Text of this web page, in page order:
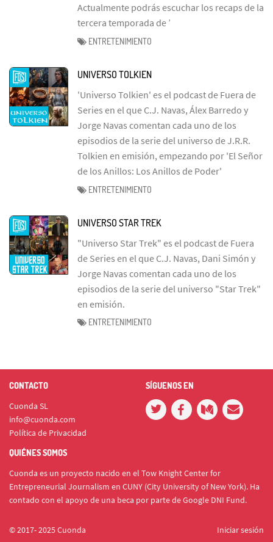
Actualmente podrás escuchar los recaps de la
tercera temporada de ’
ENTRETENIMIENTO
UNIVERSO TOLKIEN
'Universo Tolkien' es el podcast de Fuera de
Series en el que C.J. Navas, Álex Barredo y
Jorge Navas comentan cada uno de los
episodios de la serie del universo de J.R.R.
Tolkien en emisión, empezando por 'El Señor
de los Anillos: Los Anillos de Poder'
ENTRETENIMIENTO
UNIVERSO STAR TREK
"Universo Star Trek" es el podcast de Fuera
de Series en el que C.J. Navas, Dani Simón y
Jorge Navas comentan cada uno de los
episodios de la serie del universo "Star Trek"
en emisión.
ENTRETENIMIENTO
CONTACTO
Cuonda SL
info@cuonda.com
Política de Privacidad
SÍGUENOS EN
QUIÉNES SOMOS
Cuonda es un proyecto nacido en el Tow Knight Center for
Entrepreneurial Journalism en CUNY (City University of New York). Ha
contado con el apoyo de una beca por parte de Google DNI Fund.
© 2017- 2025 Cuonda Iniciar sesión